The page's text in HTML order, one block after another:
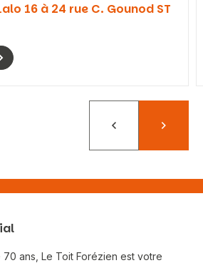
16 à 24 rue C. Gounod ST
PrécédentSuivant
ans, Le Toit Forézien est votre